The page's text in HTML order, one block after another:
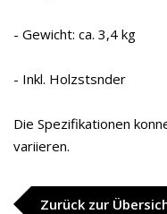
- Gewicht: ca. 3,4 kg
- Inkl. Holzstsnder
Die Spezifikationen
variieren.
Zurück zur